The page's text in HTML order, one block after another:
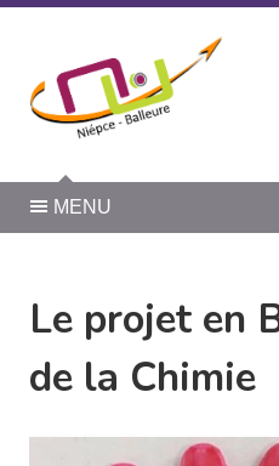
MENU
Le projet en
de la Chimie
Panneau de gestion des cookies